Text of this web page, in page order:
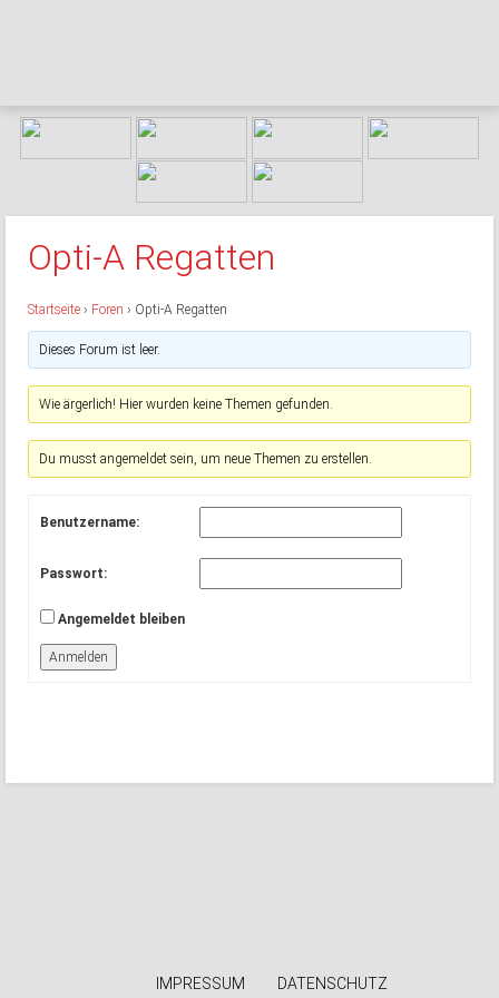
Opti-A Regatten
Startseite › Foren › Opti-A Regatten
Dieses Forum ist leer.
Wie ärgerlich! Hier wurden keine Themen gefunden.
Du musst angemeldet sein, um neue Themen zu erstellen.
Benutzername:
Passwort:
Angemeldet bleiben
Anmelden
IMPRESSUM DATENSCHUTZ